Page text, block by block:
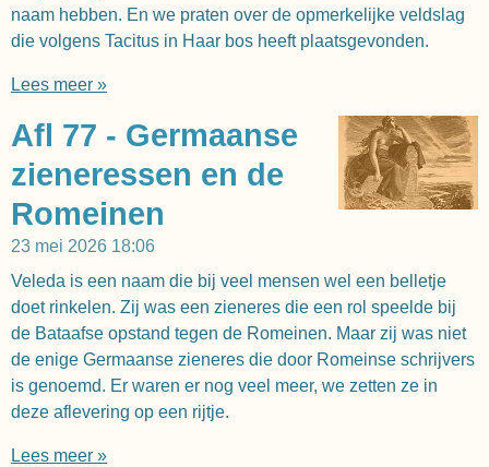
naam hebben. En we praten over de opmerkelijke veldslag
die volgens Tacitus in Haar bos heeft plaatsgevonden.
Lees meer »
Afl 77 - Germaanse
zieneressen en de
Romeinen
23 mei 2026 18:06
Veleda is een naam die bij veel mensen wel een belletje
doet rinkelen. Zij was een zieneres die een rol speelde bij
de Bataafse opstand tegen de Romeinen. Maar zij was niet
de enige Germaanse zieneres die door Romeinse schrijvers
is genoemd. Er waren er nog veel meer, we zetten ze in
deze aflevering op een rijtje.
Lees meer »